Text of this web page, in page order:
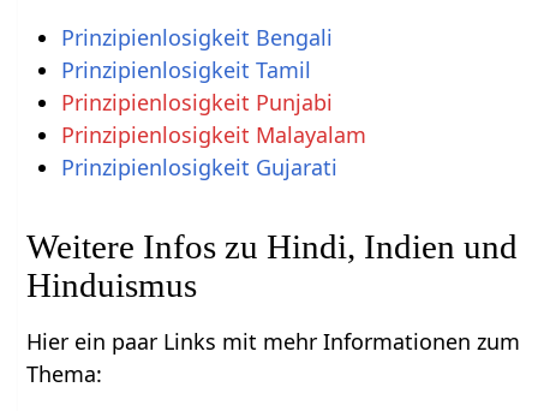
Prinzipienlosigkeit Bengali
Prinzipienlosigkeit Tamil
Prinzipienlosigkeit Punjabi
Prinzipienlosigkeit Malayalam
Prinzipienlosigkeit Gujarati
Weitere Infos zu Hindi, Indien und
Hinduismus
Hier ein paar Links mit mehr Informationen zum
Thema: